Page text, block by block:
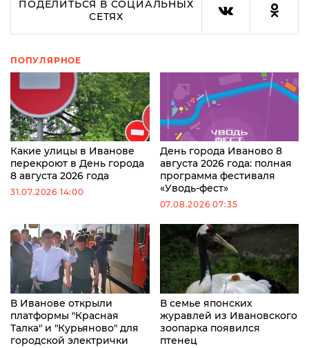
ПОДЕЛИТЬСЯ В СОЦИАЛЬНЫХ
СЕТЯХ
ПОПУЛЯРНОЕ
Какие улицы в Иванове
перекроют в День города
8 августа 2026 года
31.07.2026 14:00
День города Иваново 8
августа 2026 года: полная
программа фестиваля
«Уводь-фест»
07.08.2026 07:35
В Иванове открыли
платформы "Красная
Талка" и "Курьяново" для
городской электрички
В семье японских
журавлей из Ивановского
зоопарка появился
птенец